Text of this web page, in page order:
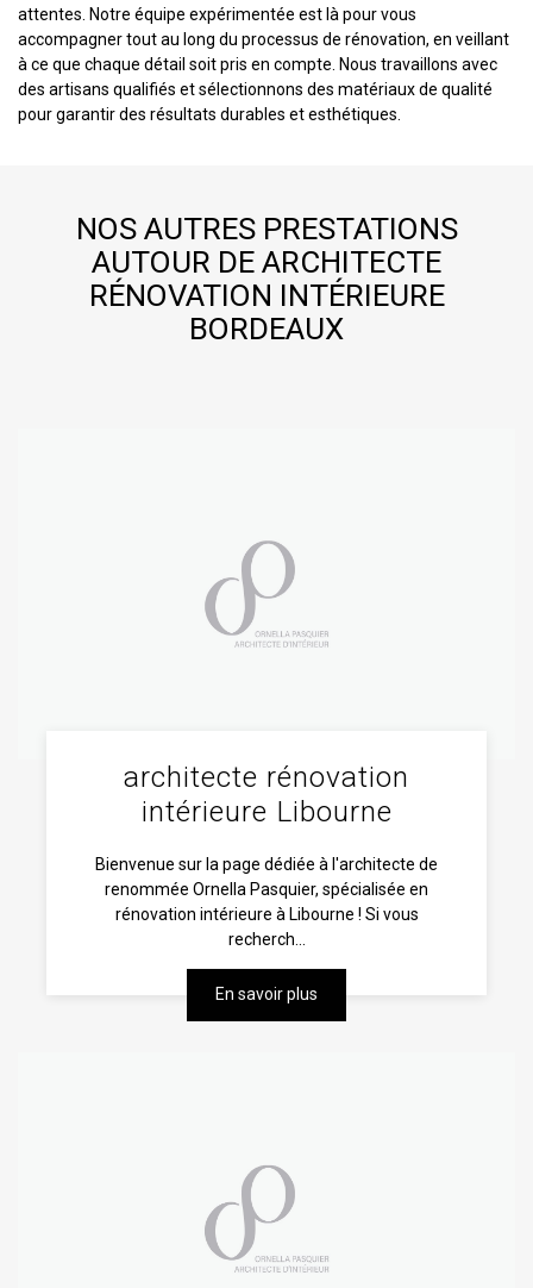
attentes. Notre équipe expérimentée est là pour vous
accompagner tout au long du processus de rénovation, en veillant
à ce que chaque détail soit pris en compte. Nous travaillons avec
des artisans qualifiés et sélectionnons des matériaux de qualité
pour garantir des résultats durables et esthétiques.
NOS AUTRES PRESTATIONS
AUTOUR DE ARCHITECTE
RÉNOVATION INTÉRIEURE
BORDEAUX
architecte rénovation
intérieure Libourne
Bienvenue sur la page dédiée à l'architecte de
renommée Ornella Pasquier, spécialisée en
rénovation intérieure à Libourne ! Si vous
recherch...
En savoir plus